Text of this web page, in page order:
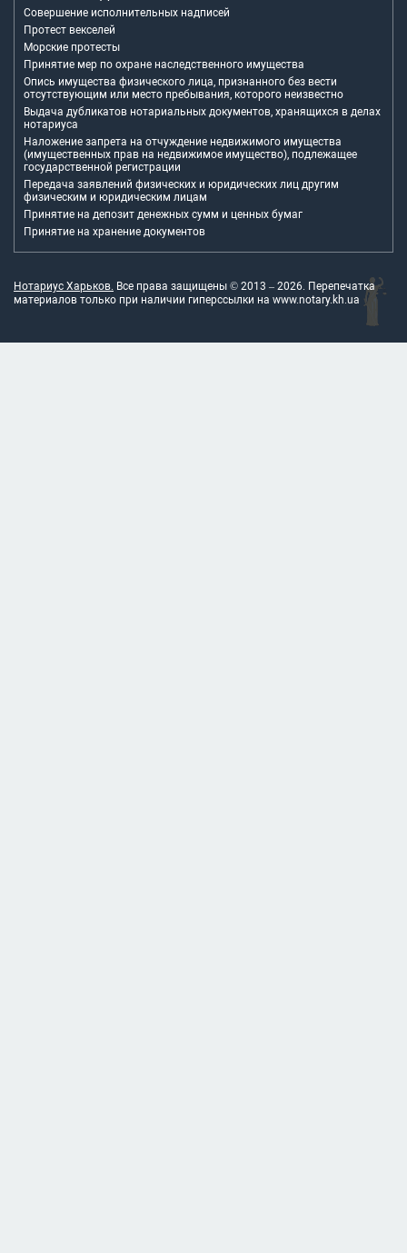
Совершение исполнительных надписей
Протест векселей
Морские протесты
Принятие мер по охране наследственного имущества
Опись имущества физического лица, признанного без вести
отсутствующим или место пребывания, которого неизвестно
Выдача дубликатов нотариальных документов, хранящихся в делах
нотариуса
Наложение запрета на отчуждение недвижимого имущества
(имущественных прав на недвижимое имущество), подлежащее
государственной регистрации
Передача заявлений физических и юридических лиц другим
физическим и юридическим лицам
Принятие на депозит денежных сумм и ценных бумаг
Принятие на хранение документов
Нотариус Харьков. Все права защищены © 2013 – 2026. Перепечатка
материалов только при наличии гиперссылки на www.notary.kh.ua